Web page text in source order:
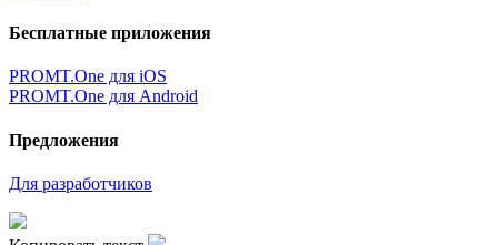
Бесплатные приложения
PROMT.One для iOS
PROMT.One для Android
Предложения
Для разработчиков